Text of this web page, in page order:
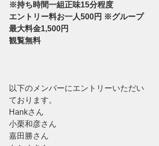
※持ち時間一組正味15分程度
エントリー料お一人500円​ ※グループ
最大料金1,500円
観覧無料
以下のメンバーにエントリーいただい
ております。
Hankさん
小栗和彦さん
嘉田勝さん